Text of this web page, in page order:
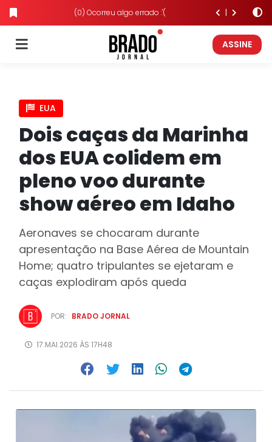
(0) Ocorreu algo errado :'(
ASSINE
EUA
Dois caças da Marinha
dos EUA colidem em
pleno voo durante
show aéreo em Idaho
Aeronaves se chocaram durante
apresentação na Base Aérea de Mountain
Home; quatro tripulantes se ejetaram e
caças explodiram após queda
POR: BRADO JORNAL
17.MAI.2026 ÀS 17H48